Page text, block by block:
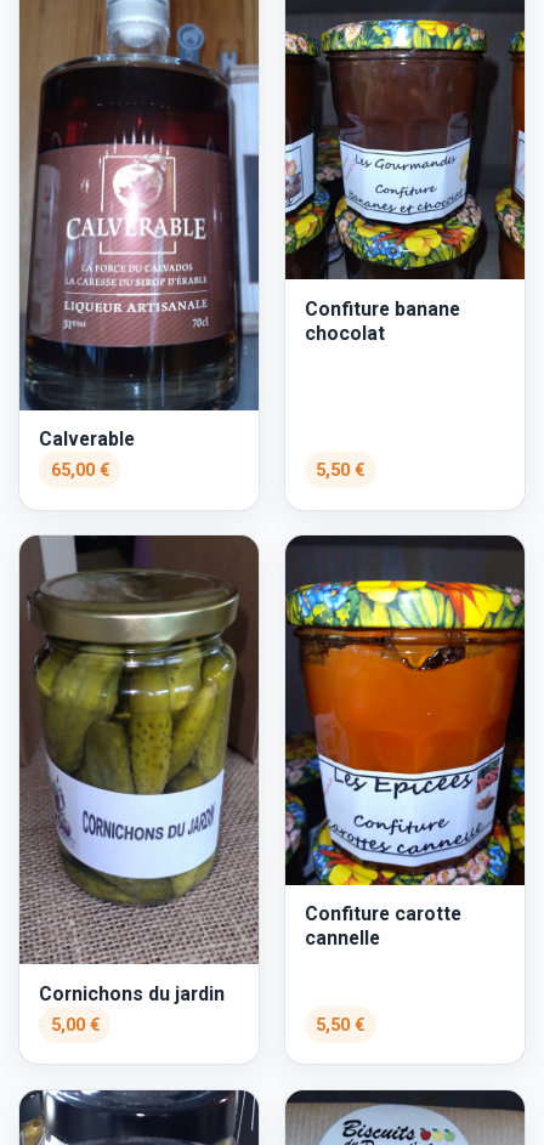
Calverable
65,00 €
Confiture banane
chocolat
5,50 €
Cornichons du jardin
5,00 €
Confiture carotte
cannelle
5,50 €